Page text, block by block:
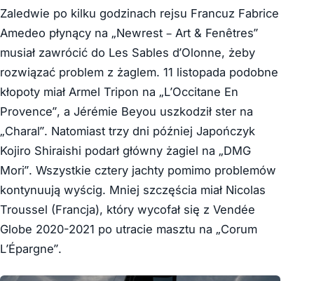
Zaledwie po kilku godzinach rejsu Francuz Fabrice
Amedeo płynący na „Newrest – Art & Fenêtres”
musiał zawrócić do Les Sables d’Olonne, żeby
rozwiązać problem z żaglem. 11 listopada podobne
kłopoty miał Armel Tripon na „L’Occitane En
Provence”, a Jérémie Beyou uszkodził ster na
„Charal”. Natomiast trzy dni później Japończyk
Kojiro Shiraishi podarł główny żagiel na „DMG
Mori”. Wszystkie cztery jachty pomimo problemów
kontynuują wyścig. Mniej szczęścia miał Nicolas
Troussel (Francja), który wycofał się z Vendée
Globe 2020-2021 po utracie masztu na „Corum
L’Épargne”.